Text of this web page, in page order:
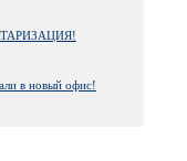
в новый офис!